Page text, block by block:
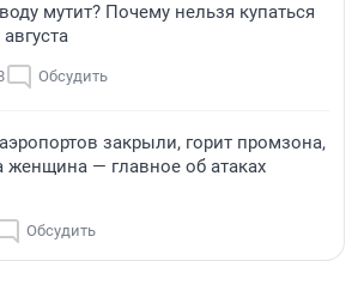
мутит? Почему нельзя купаться
Обсудить
закрыли, горит промзона,
женщина — главное об атаках
Обсудить